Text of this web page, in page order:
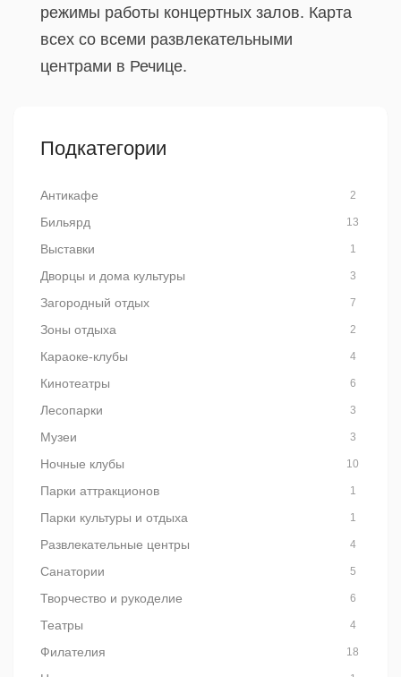
режимы работы концертных залов. Карта
всех со всеми развлекательными
центрами в Речице.
Подкатегории
Антикафе 2
Бильярд 13
Выставки 1
Дворцы и дома культуры 3
Загородный отдых 7
Зоны отдыха 2
Караоке-клубы 4
Кинотеатры 6
Лесопарки 3
Музеи 3
Ночные клубы 10
Парки аттракционов 1
Парки культуры и отдыха 1
Развлекательные центры 4
Санатории 5
Творчество и рукоделие 6
Театры 4
Филателия 18